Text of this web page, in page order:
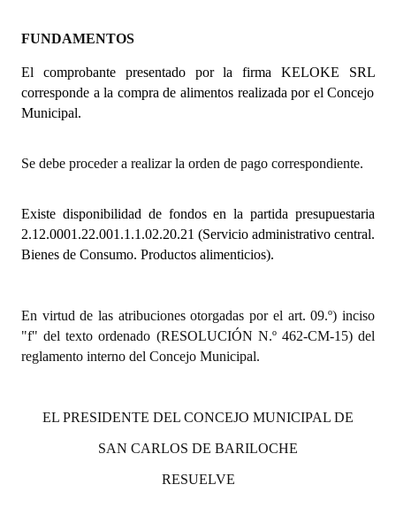
Digesto
Organigrama
DOCUMENTOS
Informes de Gestión
Dictámenes Asesoría Letrada
Informes de Unidad Coordinadora
Ejecución Presupuestaria
NORMATIVA
FUNDAMENTOS
El comprobante presentado por la firmaKELOKE SRL
corresponde a la compra de alimentos realizada por el Concejo
Municipal.
Se debe proceder a realizar la orden de pago correspondiente.
Existe disponibilidad de fondos en la partida presupuestaria
2.12.0001.22.001.1.1.02.20.21 (Servicio administrativo central.
Bienes de Consumo. Productos alimenticios).
En virtud de las atribuciones otorgadas por el art. 09.º) inciso
"f" del texto ordenado (RESOLUCIÓN N.º 462-CM-15) del
reglamento interno del Concejo Municipal.
EL PRESIDENTE DEL CONCEJO MUNICIPAL DE
SAN CARLOS DE BARILOCHE
RESUELVE